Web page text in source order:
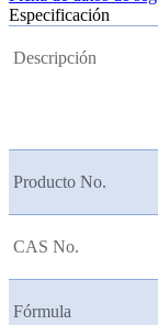
Especificación
Descripción
Producto No.
CAS No.
Fórmula